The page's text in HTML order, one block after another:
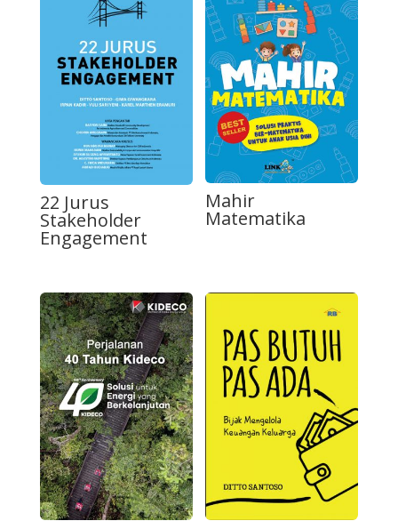
22 Jurus
Stakeholder
Engagement
Mahir
Matematika